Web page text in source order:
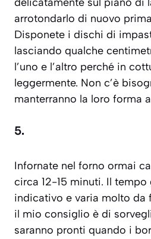
arrotondarlo di nuovo
Disponete i dischi di
lasciando qualche
l’uno e l’altro perché in
leggermente. Non c’è
manterranno la loro forma
5.
Infornate nel forno ormai
circa 12-15 minuti. Il
indicativo e varia molto da
il mio consiglio è di
saranno pronti quando i